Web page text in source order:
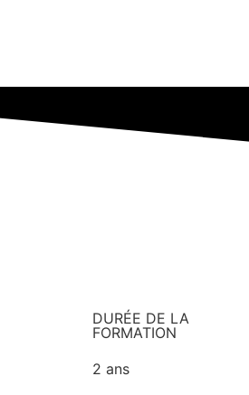
DURÉE DE LA
FORMATION
2 ans